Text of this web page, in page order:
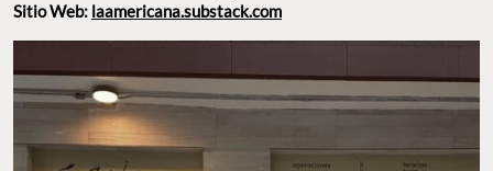
Sitio Web:laamericana.substack.com